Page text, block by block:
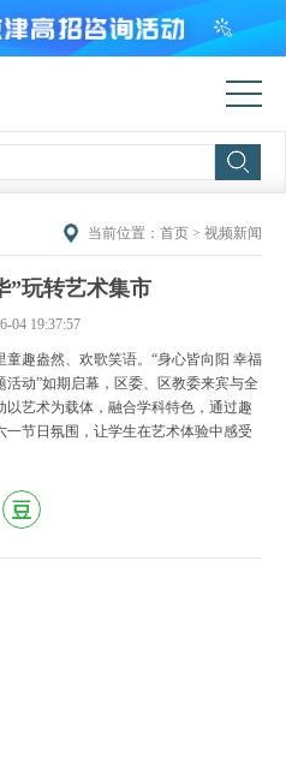
当前位置： 首页 > 视频新闻
”玩转艺术集市
04 19:37:57
趣盎然、欢歌笑语。“身心皆向阳 幸福
动”如期启幕，区委、区教委来宾与全
艺术为载体，融合学科特色，通过趣
节日氛围，让学生在艺术体验中感受